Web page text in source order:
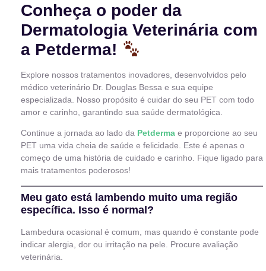
Conheça o poder da
Dermatologia Veterinária com
a Petderma!
Explore nossos tratamentos inovadores, desenvolvidos pelo
médico veterinário Dr. Douglas Bessa e sua equipe
especializada. Nosso propósito é cuidar do seu PET com todo
amor e carinho, garantindo sua saúde dermatológica.
Continue a jornada ao lado da Petderma e proporcione ao seu
PET uma vida cheia de saúde e felicidade. Este é apenas o
começo de uma história de cuidado e carinho. Fique ligado para
mais tratamentos poderosos!
Meu gato está lambendo muito uma região
específica. Isso é normal?
Lambedura ocasional é comum, mas quando é constante pode
indicar alergia, dor ou irritação na pele. Procure avaliação
veterinária.